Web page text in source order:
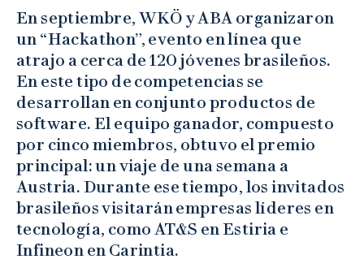
En septiembre, WKÖ y ABA organizaron
un “Hackathon”, evento en línea que
atrajo a cerca de 120 jóvenes brasileños.
En este tipo de competencias se
desarrollan en conjunto productos de
software. El equipo ganador, compuesto
por cinco miembros, obtuvo el premio
principal: un viaje de una semana a
Austria. Durante ese tiempo, los invitados
brasileños visitarán empresas líderes en
tecnología, como AT&S en Estiria e
Infineon en Carintia.